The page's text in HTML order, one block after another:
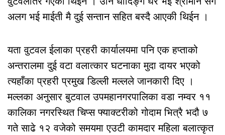
अलग भई माईती मै दुई सन्तान सहित बस्दै आएकी थिईन ।
यता वुटवल ईलाका प्रहरी कार्यालयमा पनि एक हप्ताको
अन्तरालमा दुई वटा वलात्कार घटनाका मुदा दायर भएको
त्यहाँका प्रहरी प्रमुख डिल्ली मल्लले जानकारी दिए ।
मल्लका अनुसार बुटवाल उपमहानगरपालिका वडा नम्वर ११
कालिका नगरस्थित चिप्स फ्याक्टरीको गोदाम भित्रै भदौ ७
गते साढे १२ वजेको समयमा एउटी कामदार महिला बलात्कृत